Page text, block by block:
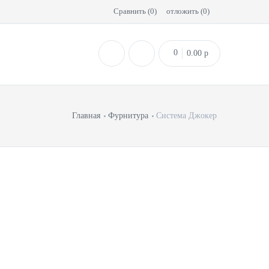
Сравнить (0) отложить (0)
0 0.00 p
Главная Фурнитура Система Джокер